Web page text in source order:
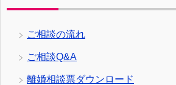
ご相談の流れ
ご相談Q&A
離婚相談票ダウンロード